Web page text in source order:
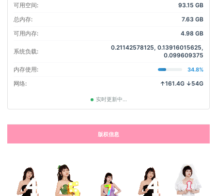
可用空间:
93.15 GB
总内存:
7.63 GB
可用内存:
4.98 GB
系统负载:
0.21142578125, 0.13916015625,
0.099609375
内存使用:
34.8%
网络: ↑161.4G ↓54G
实时更新中...
版权信息